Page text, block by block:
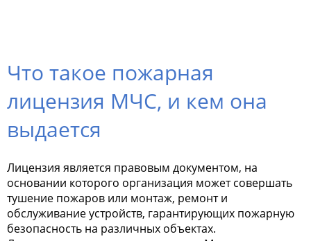
Что такое пожарная
лицензия МЧС, и кем она
выдается
Лицензия является правовым документом, на
основании которого организация может совершать
тушение пожаров или монтаж, ремонт и
обслуживание устройств, гарантирующих пожарную
безопасность на различных объектах.